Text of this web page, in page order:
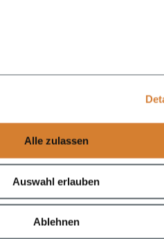
Alle zulassen
Auswahl erlauben
Ablehnen